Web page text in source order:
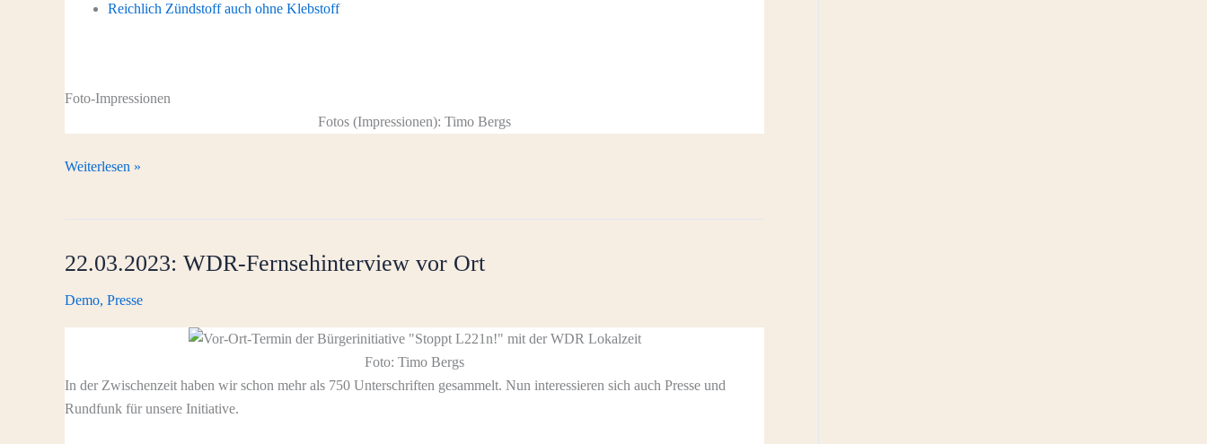
Reichlich Zündstoff auch ohne Klebstoff
Foto-Impressionen
Fotos (Impressionen): Timo Bergs
23.03.2023:
Verkehrsminister*innenkonferenz
Weiterlesen »
22.03.2023: WDR-Fernsehinterview vor Ort
Demo, Presse
Foto: Timo Bergs
In der Zwischenzeit haben wir schon mehr als 750 Unterschriften gesammelt. Nun interessieren sich auch Presse und
Rundfunk für unsere Initiative.